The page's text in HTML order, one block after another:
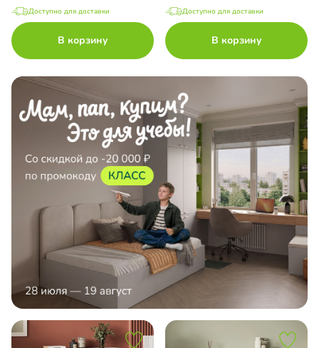
Доступно для доставки
В корзину
Доступно для доставки
В корзину